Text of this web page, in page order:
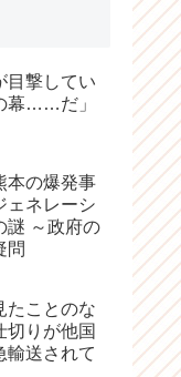
目撃してい
幕……だ」
本の爆発事
ェネレーシ
謎 ～政府の
問
たことのな
切りが他国
輸送されて